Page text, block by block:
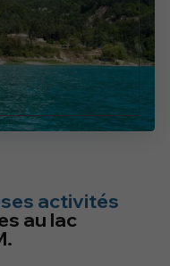
activités
au lac